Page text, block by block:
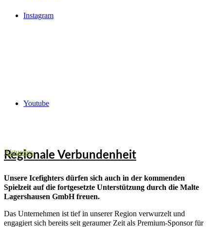
Instagram
Youtube
Regionale Verbundenheit
Aktuelles
Unsere Icefighters dürfen sich auch in der kommenden
Spielzeit auf die fortgesetzte Unterstützung durch die Malte
Lagershausen GmbH freuen.
Das Unternehmen ist tief in unserer Region verwurzelt und
engagiert sich bereits seit geraumer Zeit als Premium-Sponsor für